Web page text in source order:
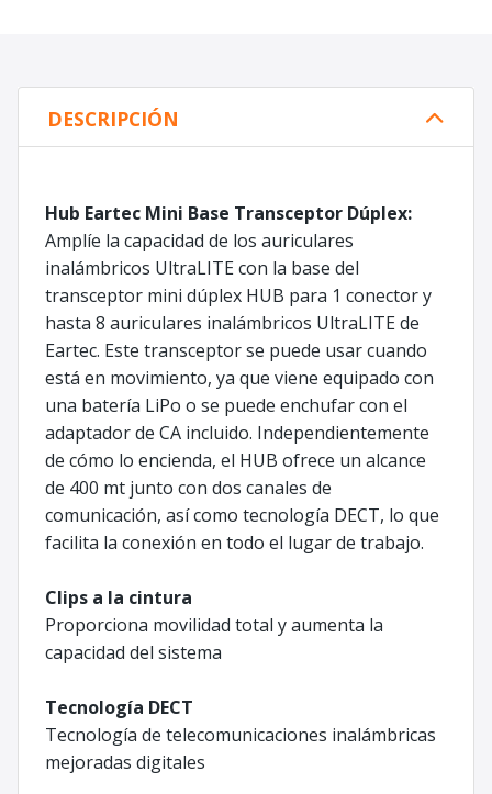
DESCRIPCIÓN
Hub Eartec Mini Base Transceptor Dúplex:
Amplíe la capacidad de los auriculares
inalámbricos UltraLITE con la base del
transceptor mini dúplex HUB para 1 conector y
hasta 8 auriculares inalámbricos UltraLITE de
Eartec. Este transceptor se puede usar cuando
está en movimiento, ya que viene equipado con
una batería LiPo o se puede enchufar con el
adaptador de CA incluido. Independientemente
de cómo lo encienda, el HUB ofrece un alcance
de 400 mt junto con dos canales de
comunicación, así como tecnología DECT, lo que
facilita la conexión en todo el lugar de trabajo.
Clips a la cintura
Proporciona movilidad total y aumenta la
capacidad del sistema
Tecnología DECT
Tecnología de telecomunicaciones inalámbricas
mejoradas digitales